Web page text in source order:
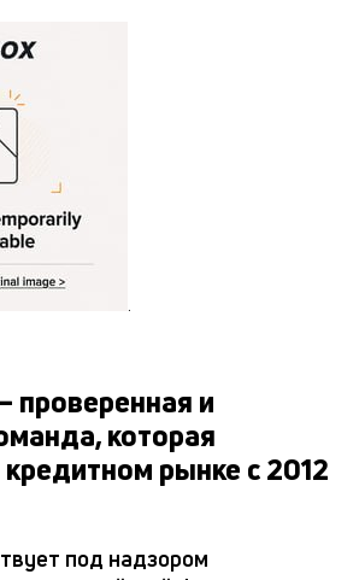
.
проверенная и
которая
рынке с 2012
под надзором